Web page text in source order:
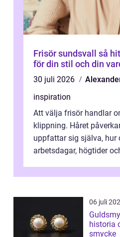
Frisör sundsvall så hittar du rätt salong
för din stil och din
30 juli 2026
inspiration
Att välja frisör handlar
klippning. Håret
uppfattar sig själva, hur
arbetsdagar, högtider
06 juli
historia
smycke